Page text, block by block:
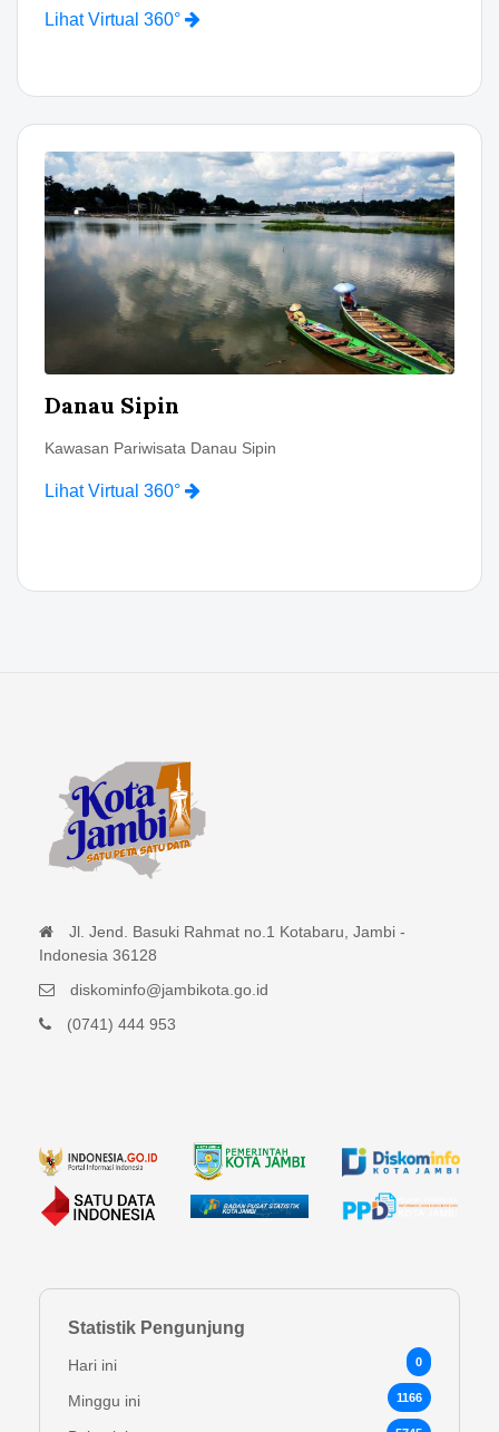
Lihat Virtual 360°
Danau Sipin
Kawasan Pariwisata Danau Sipin
Lihat Virtual 360°
Jl. Jend. Basuki Rahmat no.1 Kotabaru, Jambi -
Indonesia 36128
diskominfo@jambikota.go.id
(0741) 444 953
Statistik Pengunjung
Hari ini 0
Minggu ini 1166